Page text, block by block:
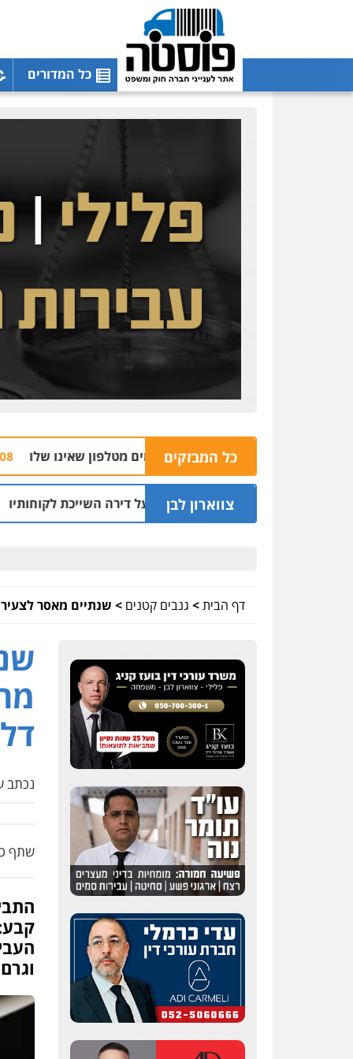
כל המדורים
כל המבזקים 04.08 | 16:32
צווארון לבן
שני מיליון שקל על דירה השייכת לקוחותיו 03.08 | 19:52
דף הבית> גנבים קטנים > שנתיים מאסר לצעיר בן 19 מהצפון ששדד מכולת
עדי כרמלי – חברת עו"ד
לענייני אסירים
0525060666
גיא זהבי משרד עורכי דין
פלילי משפחה
503456449
נכתב
שתף